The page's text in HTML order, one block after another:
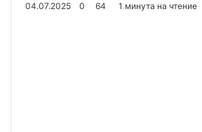
04.07.2025 0 64 1 минута на чтение